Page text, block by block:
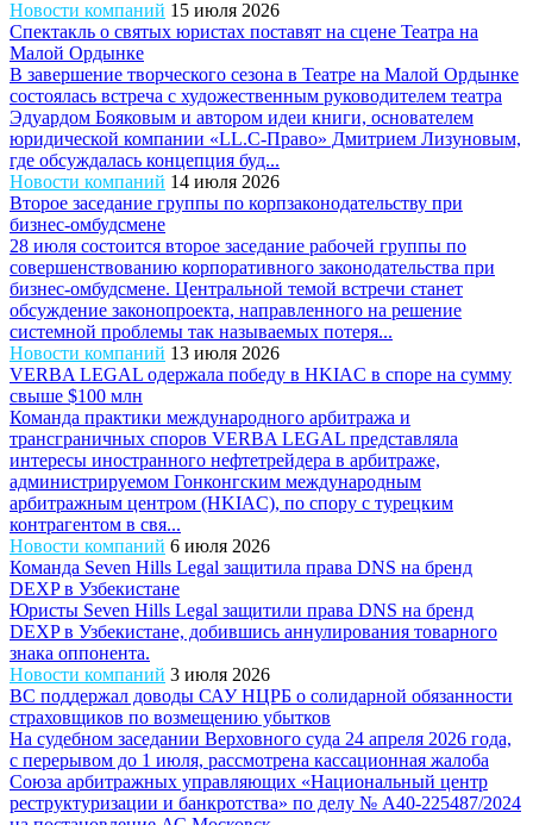
Новости компаний 15 июля 2026
Спектакль о святых юристах поставят на сцене Театра на
Малой Ордынке
В завершение творческого сезона в Театре на Малой Ордынке
состоялась встреча с художественным руководителем театра
Эдуардом Бояковым и автором идеи книги, основателем
юридической компании «LL.C-Право» Дмитрием Лизуновым,
где обсуждалась концепция буд...
Новости компаний 14 июля 2026
Второе заседание группы по корпзаконодательству при
бизнес-омбудсмене
28 июля состоится второе заседание рабочей группы по
совершенствованию корпоративного законодательства при
бизнес-омбудсмене. Центральной темой встречи станет
обсуждение законопроекта, направленного на решение
системной проблемы так называемых потеря...
Новости компаний 13 июля 2026
VERBA LEGAL одержала победу в HKIAC в споре на сумму
свыше $100 млн
Команда практики международного арбитража и
трансграничных споров VERBA LEGAL представляла
интересы иностранного нефтетрейдера в арбитраже,
администрируемом Гонконгским международным
арбитражным центром (HKIAC), по спору с турецким
контрагентом в свя...
Новости компаний 6 июля 2026
Команда Seven Hills Legal защитила права DNS на бренд
DEXP в Узбекистане
Юристы Seven Hills Legal защитили права DNS на бренд
DEXP в Узбекистане, добившись аннулирования товарного
знака оппонента.
Новости компаний 3 июля 2026
ВС поддержал доводы САУ НЦРБ о солидарной обязанности
страховщиков по возмещению убытков
На судебном заседании Верховного суда 24 апреля 2026 года,
с перерывом до 1 июля, рассмотрена кассационная жалоба
Союза арбитражных управляющих «Национальный центр
реструктуризации и банкротства» по делу № А40-225487/2024